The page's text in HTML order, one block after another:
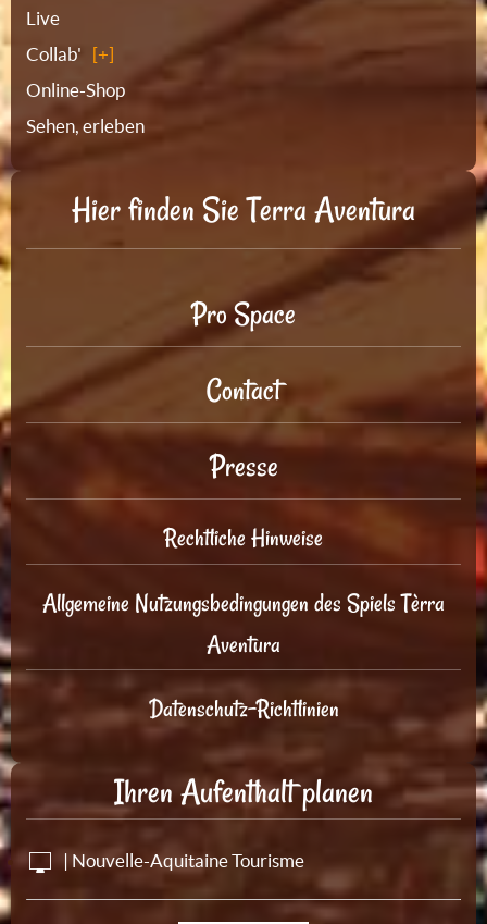
Live
Collab'
Online-Shop
Sehen, erleben
Hier finden Sie Terra Aventura
Pro Space
Contact
Presse
Rechtliche Hinweise
Allgemeine Nutzungsbedingungen des Spiels Tèrra
Aventura
Datenschutz-Richtlinien
Ihren Aufenthalt planen
| Nouvelle-Aquitaine Tourisme